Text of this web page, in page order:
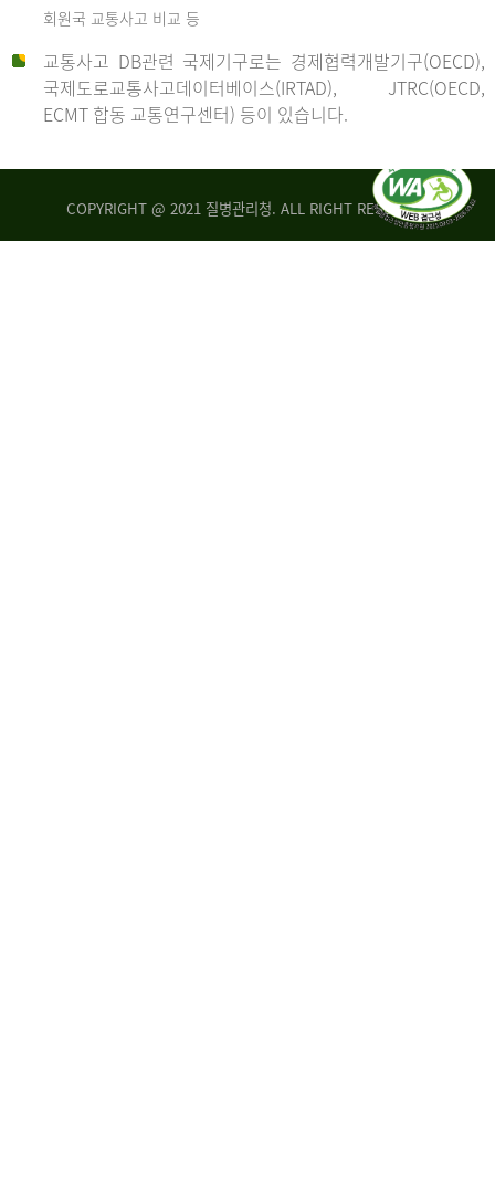
회원국 교통사고 비교 등
교통사고 DB관련 국제기구로는 경제협력개발기구(OECD),
국제도로교통사고데이터베이스(IRTAD), JTRC(OECD,
ECMT 합동 교통연구센터) 등이 있습니다.
COPYRIGHT @ 2021 질병관리청. ALL RIGHT RESERVED